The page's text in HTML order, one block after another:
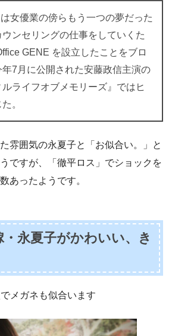
女優業の傍らもう一つの夢だった
ウンセリングの仕事をしていくた
GENE を設立したことをブロ
7月に公開された安藤政信主演の
ライフオブメモリーズ』ではヒ
。
雰囲気の永夏子と「お似合い。」と
ですが、「徹平ロス」でショックを
あったようです。
永夏子がかわいい、き
メガネも似合います